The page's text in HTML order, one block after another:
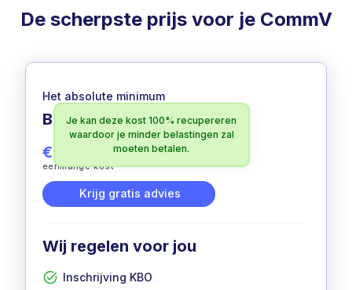
De scherpste prijs voor je CommV
Het absolute minimum
Basic 100% aftrekbaar
Je kan deze kost 100% recupereren
waardoor je minder belastingen zal
moeten betalen.
€ 399 excl. btw
eenmalige kost
Krijg gratis advies
Wij regelen voor jou
Inschrijving KBO